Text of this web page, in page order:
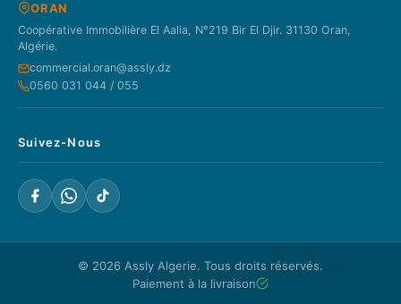
ORAN
Coopérative Immobilière El Aalia, N°219 Bir El Djir. 31130 Oran,
Algérie.
commercial.oran@assly.dz
0560 031 044 / 055
Suivez-Nous
© 2026 Assly Algerie. Tous droits réservés.
Paiement à la livraison